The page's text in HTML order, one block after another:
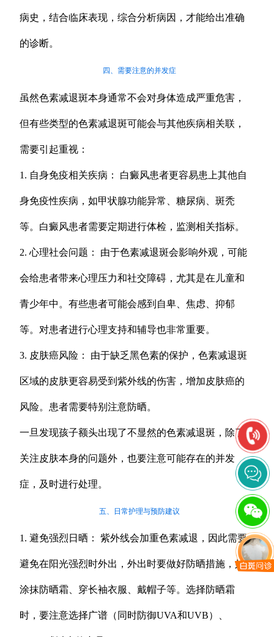
病史，结合临床表现，综合分析病因，才能给出准确
的诊断。
四、需要注意的并发症
虽然色素减退斑本身通常不会对身体造成严重危害，
但有些类型的色素减退斑可能会与其他疾病相关联，
需要引起重视：
1. 自身免疫相关疾病： 白癜风患者更容易患上其他自
身免疫性疾病，如甲状腺功能异常、糖尿病、斑秃
等。白癜风患者需要定期进行体检，监测相关指标。
2. 心理社会问题： 由于色素减退斑会影响外观，可能
会给患者带来心理压力和社交障碍，尤其是在儿童和
青少年中。有些患者可能会感到自卑、焦虑、抑郁
等。对患者进行心理支持和辅导也非常重要。
3. 皮肤癌风险： 由于缺乏黑色素的保护，色素减退斑
区域的皮肤更容易受到紫外线的伤害，增加皮肤癌的
风险。患者需要特别注意防晒。
一旦发现孩子额头出现了不显然的色素减退斑，除了
关注皮肤本身的问题外，也要注意可能存在的并发
症，及时进行处理。
五、日常护理与预防建议
1. 避免强烈日晒： 紫外线会加重色素减退，因此需要
避免在阳光强烈时外出，外出时要做好防晒措施，如
涂抹防晒霜、穿长袖衣服、戴帽子等。选择防晒霜
时，要注意选择广谱（同时防御UVA和UVB）、